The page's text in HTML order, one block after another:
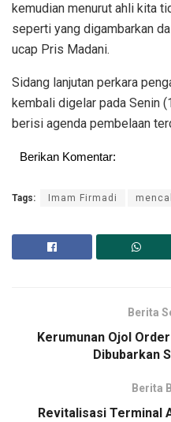
kemudian menurut ahli kita
seperti yang digambarkan
ucap Pris Madani.
Sidang lanjutan perkara
kembali digelar pada Senin
berisi agenda pembelaan
Berikan Komentar:
Tags: Imam Firmadi
Berita
Kerumunan Ojol
Dibubarkan
Berita
Revitalisasi Terminal